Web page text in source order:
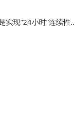
实现“24小时”连续性
度…